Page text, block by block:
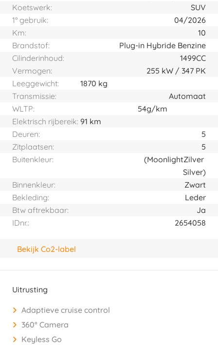
Koetswerk:
SUV
1° gebruik:
04/2026
Km:
10
Brandstof:
Plug-in Hybride Benzine
Cilinderinhoud:
1499CC
Vermogen:
255 kW 347PK
Leeggewicht:
1870 kg
Transmissie:
Automaat
WLTP:
54g/km
Elektrisch rijbereik: 91 km
Deuren:
5
Zitplaatsen:
5
Buitenkleur:
Zilver
(Moonlight
Silver)
Binnenkleur:
Zwart
Bekleding:
Leder
Btw aftrekbaar:
Ja
IDnr.:
2654058
Bekijk Co2-label
Uitrusting
Adaptieve cruise control
360° Camera
Keyless Go